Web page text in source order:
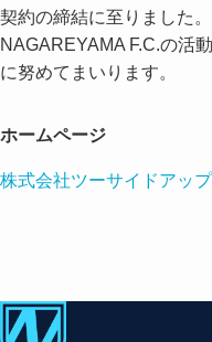
契約の締結に至りました。
NAGAREYAMA F.C.の活
に努めてまいります。
ホームページ
株式会社ツーサイドアッ